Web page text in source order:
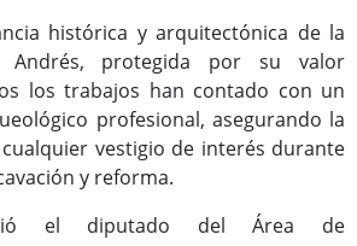
histórica y arquitectónica de la
Andrés, protegida por su valor
los trabajos han contado con un
profesional, asegurando la
vestigio de interés durante
y reforma.
el diputado del Área de